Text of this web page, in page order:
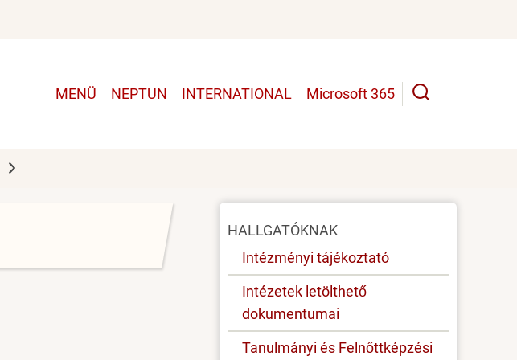
Main
MENÜ NEPTUN INTERNATIONAL Microsoft 365
Oldal
menü
HALLGATÓKNAK
Intézményi tájékoztató
Intézetek letölthető
dokumentumai
Tanulmányi és Felnőttképzési